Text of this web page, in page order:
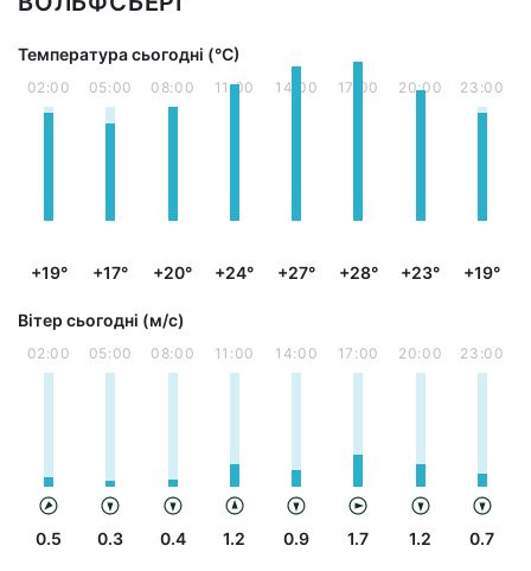
Температура сьогодні (°С)
02:00
+19°
05:00
+17°
08:00
+20°
11:00
+24°
14:00
+27°
17:00
+28°
20:00
+23°
23:00
+19°
Вітер сьогодні (м/с)
02:00
0.5
05:00
0.3
08:00
0.4
11:00
1.2
14:00
0.9
17:00
1.7
20:00
1.2
23:00
0.7